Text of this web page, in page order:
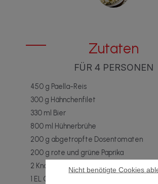
Zutaten
FÜR 4 PERSONEN
450 g Paella-Reis
300 g Hähnchenfilet
330 ml Bier
800 ml Hühnerbrühe
200 g abgetropfte Dosentomaten
200 g rote und grüne Paprika
2 Knoblauchzehen
1 EL Choricero-Paprikapaste
Nicht benötigte Cookies